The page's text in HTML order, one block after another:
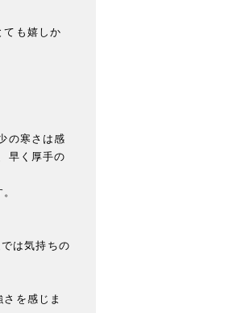
ても嬉しか
の寒さは感
早く厚手の
は気持ちの
を感じま